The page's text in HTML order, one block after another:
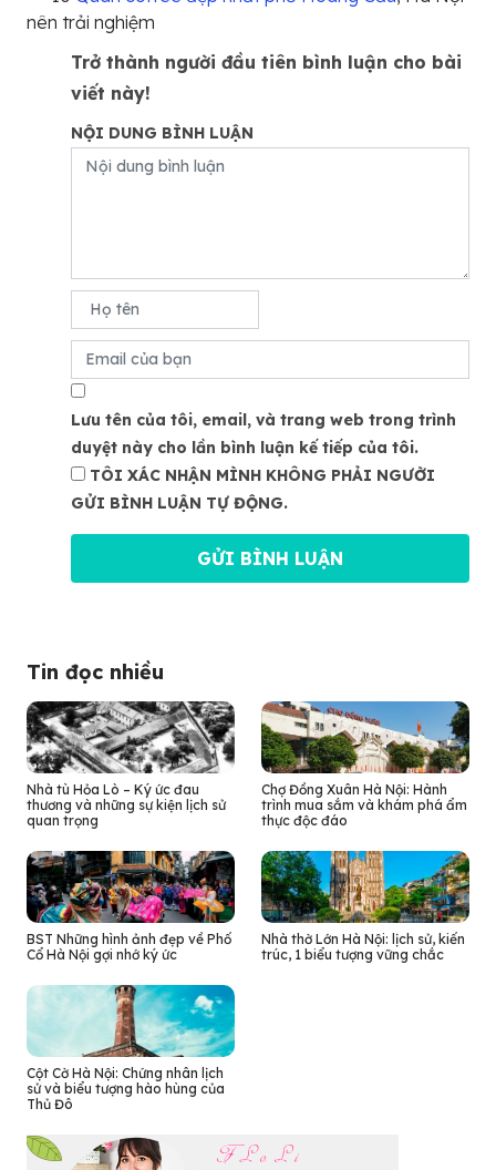
nên trải nghiệm
Trở thành người đầu tiên bình luận cho bài
viết này!
NỘI DUNG BÌNH LUẬN
Lưu tên của tôi, email, và trang web trong trình
duyệt này cho lần bình luận kế tiếp của tôi.
TÔI XÁC NHẬN MÌNH KHÔNG PHẢI NGƯỜI
GỬI BÌNH LUẬN TỰ ĐỘNG.
Tin đọc nhiều
Nhà tù Hỏa Lò – Ký ức đau
thương và những sự kiện lịch sử
quan trọng
Chợ Đồng Xuân Hà Nội: Hành
trình mua sắm và khám phá ẩm
thực độc đáo
BST Những hình ảnh đẹp về Phố
Cổ Hà Nội gợi nhớ ký ức
Nhà thờ Lớn Hà Nội: lịch sử, kiến
trúc, 1 biểu tượng vững chắc
Cột Cờ Hà Nội: Chứng nhân lịch
sử và biểu tượng hào hùng của
Thủ Đô